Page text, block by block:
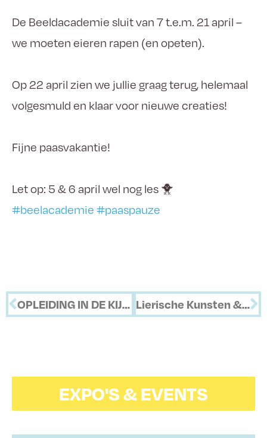
De Beeldacademie sluit van 7 t.e.m. 21 april –
we moeten eieren rapen (en opeten).
Op 22 april zien we jullie graag terug, helemaal
volgesmuld en klaar voor nieuwe creaties!
Fijne paasvakantie!
Let op: 5 & 6 april wel nog les 🐥
#beelacademie #paaspauze
OPLEIDING IN DE KIJKER 12+ Lierische Kunsten & Expo
EXPO'S & EVENTS